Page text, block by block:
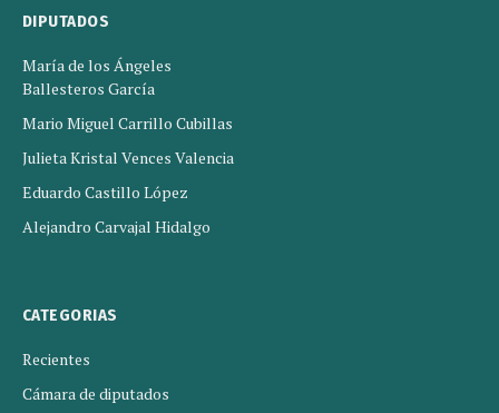
DIPUTADOS
María de los Ángeles
Ballesteros García
Mario Miguel Carrillo Cubillas
Julieta Kristal Vences Valencia
Eduardo Castillo López
Alejandro Carvajal Hidalgo
CATEGORIAS
Recientes
Cámara de diputados